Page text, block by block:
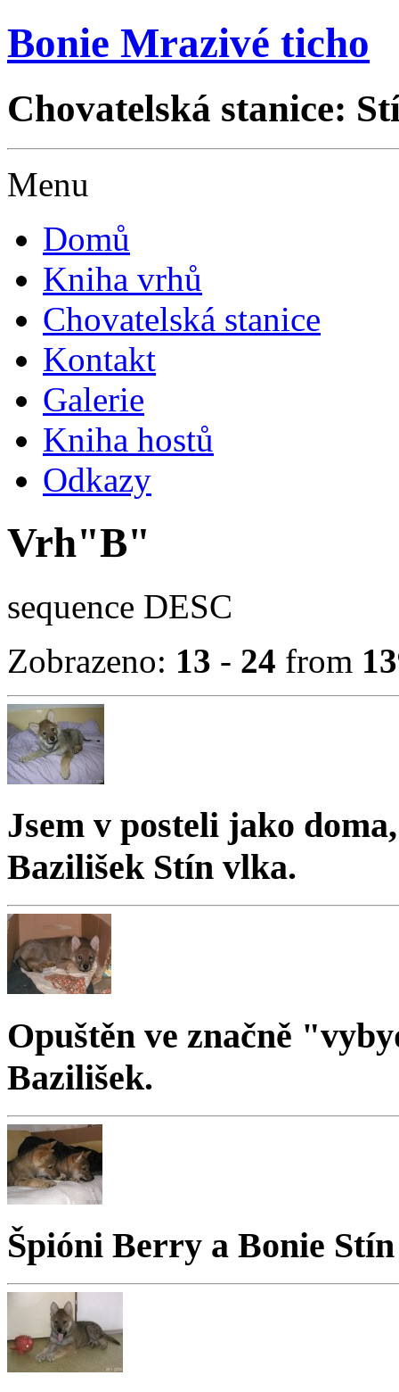
Bonie Mrazivé ticho
Chovatelská stanice:
Menu
Domů
Kniha vrhů
Chovatelská stanice
Kontakt
Galerie
Kniha hostů
Odkazy
Vrh"B"
sequence DESC
Zobrazeno: 13 - 24 from
Jsem v posteli jako
Bazilišek Stín vlka.
Opuštěn ve značně
Bazilišek.
Špióni Berry a Bonie